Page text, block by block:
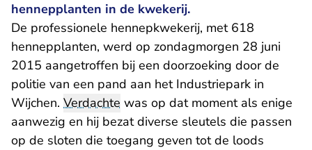
hennepplanten in de kwekerij.
De professionele hennepkwekerij, met 618
hennepplanten, werd op zondagmorgen 28 juni
2015 aangetroffen bij een doorzoeking door de
politie van een pand aan het Industriepark in
Wijchen. Verdachte was op dat moment als enige
aanwezig en hij bezat diverse sleutels die passen
op de sloten die toegang geven tot de loods